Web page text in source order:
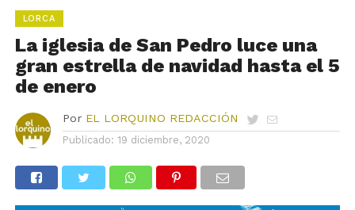
LORCA
La iglesia de San Pedro luce una
gran estrella de navidad hasta el 5
de enero
Por EL LORQUINO REDACCIÓN
Publicado: 19 diciembre, 2020